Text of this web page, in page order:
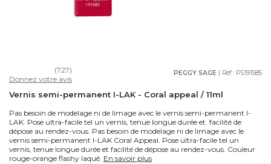
PEGGY SAGE | Réf : PS191585
(727)
Donnez votre avis
Vernis semi-permanent I-LAK - Coral appeal / 11ml
Pas besoin de modelage ni de limage avec le vernis semi-permanent I-
LAK. Pose ultra-facile tel un vernis, tenue longue durée et facilité de
dépose au rendez-vous. Pas besoin de modelage ni de limage avec le
vernis semi-permanent I-LAK Coral Appeal. Pose ultra-facile tel un
vernis, tenue longue durée et facilité de dépose au rendez-vous. Couleur
rouge-orange flashy laqué. En savoir plus